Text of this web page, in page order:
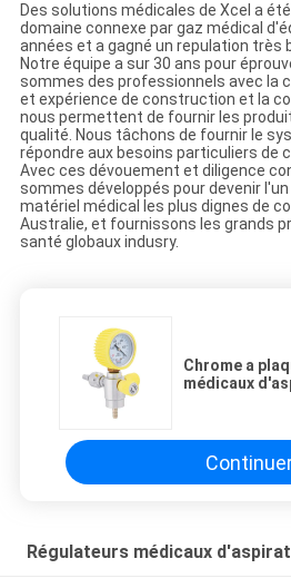
Des solutions médicales de Xcel a
domaine connexe par gaz médical
années et a gagné un repulation très
Notre équipe a sur 30 ans pour
sommes des professionnels avec la
et expérience de construction et la
nous permettent de fournir les
qualité. Nous tâchons de fournir le
répondre aux besoins particuliers de
Avec ces dévouement et diligence
sommes développés pour devenir
matériel médical les plus dignes de
Australie, et fournissons les grands
santé globaux indusry.
Chrome a
médicaux
Régulateurs médicaux